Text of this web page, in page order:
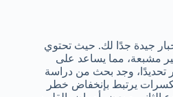
جيدة جدًا لك. حيث تحتوي
مشبعة، مما يساعد على
تحديدًا، وجد بحث من دراسة
تناول المكسرات يرتبط بإنخفاض خطر